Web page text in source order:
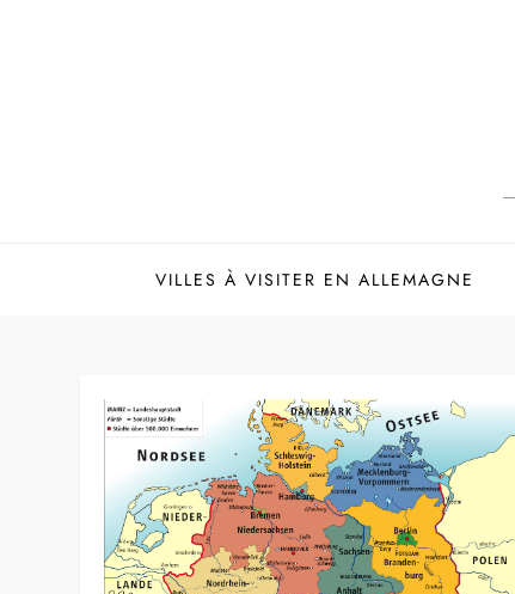
VILLES À VISITER EN ALLEMAGNE